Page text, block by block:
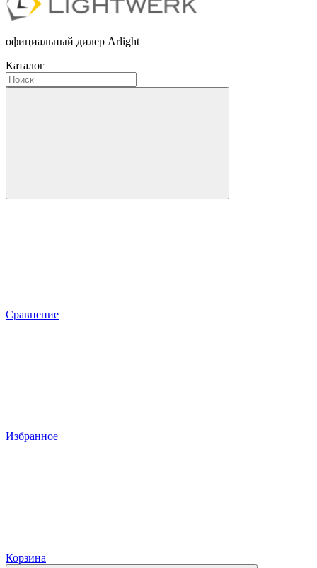
официальный дилер Arlight
Каталог
Сравнение
Избранное
Корзина